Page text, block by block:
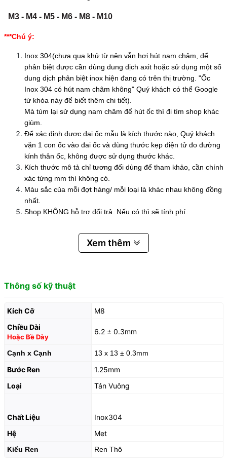
M3- M4- M5- M6- M8- M10
***Chú ý:
Inox 304(chưa qua khử từ nên vẫn hơi hút nam châm, để
phân biệt được cần dùng dung dịch axit hoặc sử dụng một số
dung dịch phân biệt inox hiện đang có trên thị trường. "Ốc
Inox 304 có hút nam châm không" Quý khách có thể Google
từ khóa này để biết thêm chi tiết).
Mà túm lại sử dụng nam châm để hút ốc thì đi tìm shop khác
giùm.
Để xác định được đai ốc mẫu là kích thước nào, Quý khách
vặn 1 con ốc vào đai ốc và dùng thước kẹp điện tử đo đường
kính thân ốc, không được sử dụng thước khác.
Kích thước mô tả chỉ tương đối dùng để tham khảo, cần chính
xác từng mm thì không có.
Màu sắc của mỗi đợt hàng/ mỗi loại là khác nhau không đồng
nhất.
Shop KHÔNG hỗ trợ đổi trả. Nếu có thì sẽ tính phí.
Xem thêm
Thông số kỹ thuật
Kích Cỡ
M8
Chiều Dài
Hoặc Bề Dày
6.2 ± 0.3mm
Cạnh x Cạnh 13 x 13 ± 0.3mm
Bước Ren
1.25mm
Loại
Tán Vuông
Chất Liệu
Inox304
Hệ
Met
Kiểu Ren Ren Thô